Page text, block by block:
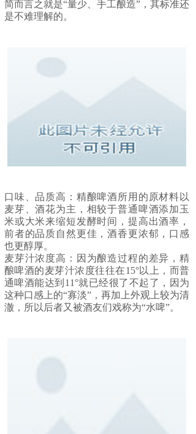
简而言之就是“量少、手工酿造”，其标准还
是不难理解的。
口味、品质高：精酿啤酒所用的原材料以
麦芽、酒花为主，相较于普通啤酒添加玉
米或大米来缩短发酵时间，提高出酒率，
前者的品质自然更佳，酒香更浓郁，口感
也更醇厚。
麦芽汁浓度高：因为酿造过程的差异，精
酿啤酒的麦芽汁浓度往往在15°以上，而普
通啤酒能达到11°就已经很了不起了，因为
这种口感上的“寡淡”，再加上外观上较为清
澈，所以后者又被酒友们戏称为“水啤”。